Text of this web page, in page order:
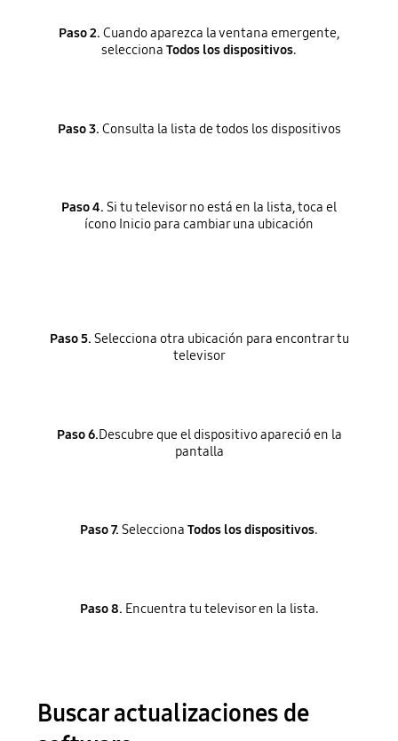
Paso 2. Cuando aparezca la ventana emergente,
selecciona Todos los dispositivos.
Paso 3. Consulta la lista de todos los dispositivos
Paso 4. Si tu televisor no está en la lista, toca el
ícono Inicio para cambiar una ubicación
Paso 5. Selecciona otra ubicación para encontrar tu
televisor
Paso 6.Descubre que el dispositivo apareció en la
pantalla
Paso 7. Selecciona Todos los dispositivos.
Paso 8. Encuentra tu televisor en la lista.
Buscar actualizaciones de